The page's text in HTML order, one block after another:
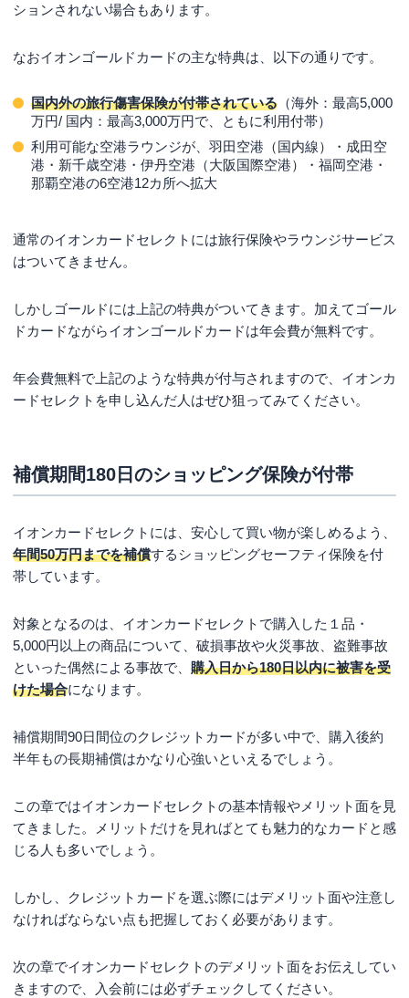
ションされない場合もあります。
なおイオンゴールドカードの主な特典は、以下の通りです。
国内外の旅行傷害保険が付帯されている （海外：最高5,000
万円/ 国内：最高3,000万円で、ともに利用付帯）
利用可能な空港ラウンジが、羽田空港（国内線）・成田空
港・新千歳空港・伊丹空港（大阪国際空港）・福岡空港・
那覇空港の6空港12カ所へ拡大
通常のイオンカードセレクトには旅行保険やラウンジサービス
はついてきません。
しかしゴールドには上記の特典がついてきます。加えてゴール
ドカードながらイオンゴールドカードは年会費が無料です。
年会費無料で上記のような特典が付与されますので、イオンカ
ードセレクトを申し込んだ人はぜひ狙ってみてください。
補償期間180日のショッピング保険が付帯
イオンカードセレクトには、安心して買い物が楽しめるよう、
年間50万円までを補償するショッピングセーフティ保険を付
帯しています。
対象となるのは、イオンカードセレクトで購入した１品・
5,000円以上の商品について、破損事故や火災事故、盗難事故
といった偶然による事故で、 購入日から180日以内に被害を受
けた場合になります。
補償期間90日間位のクレジットカードが多い中で、購入後約
半年もの長期補償はかなり心強いといえるでしょう。
この章ではイオンカードセレクトの基本情報やメリット面を見
てきました。メリットだけを見ればとても魅力的なカードと感
じる人も多いでしょう。
しかし、クレジットカードを選ぶ際にはデメリット面や注意し
なければならない点も把握しておく必要があります。
次の章でイオンカードセレクトのデメリット面をお伝えしてい
きますので、入会前には必ずチェックしてください。